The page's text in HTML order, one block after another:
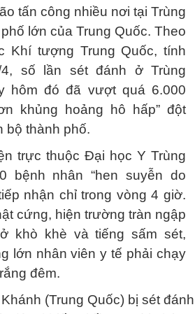
tấn công nhiều nơi tại Trùng
lớn của Trung Quốc. Theo
Khí tượng Trung Quốc, tính
số lần sét đánh ở Trùng
hôm đó đã vượt quá 6.000
khủng hoảng hô hấp” đột
bộ thành phố.
trực thuộc Đại học Y Trùng
bệnh nhân “hen suyễn do
nhận chỉ trong vòng 4 giờ.
cứng, hiện trường tràn ngập
khò khè và tiếng sấm sét,
lớn nhân viên y tế phải chạy
đêm.